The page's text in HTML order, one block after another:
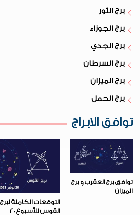
برج الثور
برج الجوزاء
برج الجدي
برج السرطان
برج الميزان
برج الحمل
توافق الابراج
توافق برج العقرب و برج
الميزان
التوقعات الكاملة لبرج
القوس للأسبوع 20